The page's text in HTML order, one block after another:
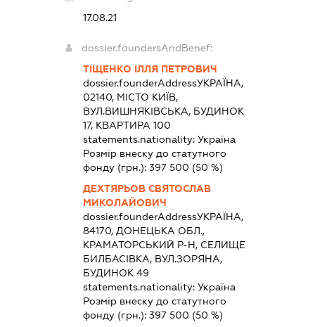
17.08.21
dossier.foundersAndBenef:
ТІЩЕНКО ІЛЛЯ ПЕТРОВИЧ
dossier.founderAddressУКРАЇНА,
02140, МІСТО КИЇВ,
ВУЛ.ВИШНЯКІВСЬКА, БУДИНОК
17, КВАРТИРА 100
statements.nationality:Україна
Розмір внеску до статутного
фонду (грн.):397 500 (50 %)
ДЕХТЯРЬОВ СВЯТОСЛАВ
МИКОЛАЙОВИЧ
dossier.founderAddressУКРАЇНА,
84170, ДОНЕЦЬКА ОБЛ.,
КРАМАТОРСЬКИЙ Р-Н, СЕЛИЩЕ
БИЛБАСІВКА, ВУЛ.ЗОРЯНА,
БУДИНОК 49
statements.nationality:Україна
Розмір внеску до статутного
фонду (грн.):397 500 (50 %)